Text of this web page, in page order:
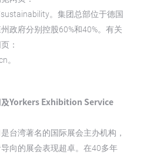
。集团总部位于德国
政府分别控股60%和40%。有关
：
。
及Yorkers Exhibition Service
台湾著名的国际展会主办机构，
向的展会表现超卓。在40多年